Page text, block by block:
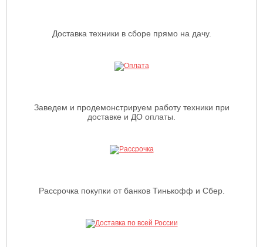
Доставка техники в сборе прямо на дачу.
Заведем и продемонстрируем работу техники при
доставке и ДО оплаты.
Рассрочка покупки от банков Тинькофф и Сбер.